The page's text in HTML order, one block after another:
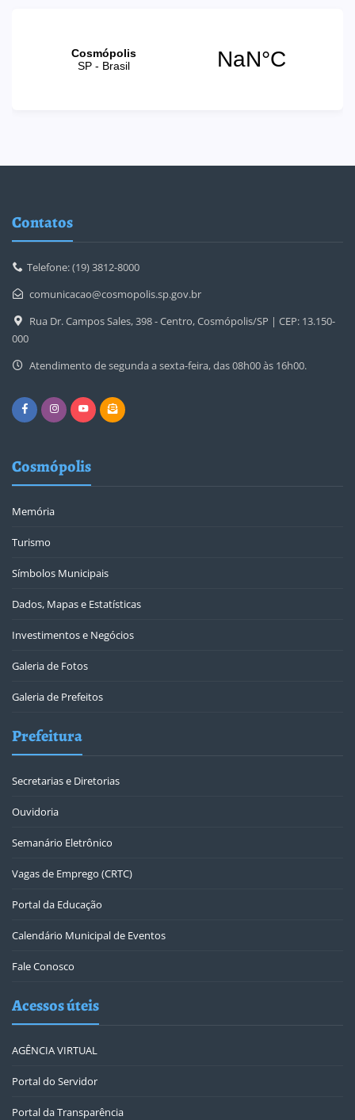
Contatos
Telefone: (19) 3812-8000
comunicacao@cosmopolis.sp.gov.br
Rua Dr. Campos Sales, 398 - Centro, Cosmópolis/SP | CEP: 13.150-
000
Atendimento de segunda a sexta-feira, das 08h00 às 16h00.
Cosmópolis
Memória
Turismo
Símbolos Municipais
Dados, Mapas e Estatísticas
Investimentos e Negócios
Galeria de Fotos
Galeria de Prefeitos
Prefeitura
Secretarias e Diretorias
Ouvidoria
Semanário Eletrônico
Vagas de Emprego (CRTC)
Portal da Educação
Calendário Municipal de Eventos
Fale Conosco
Acessos úteis
AGÊNCIA VIRTUAL
Portal do Servidor
Portal da Transparência